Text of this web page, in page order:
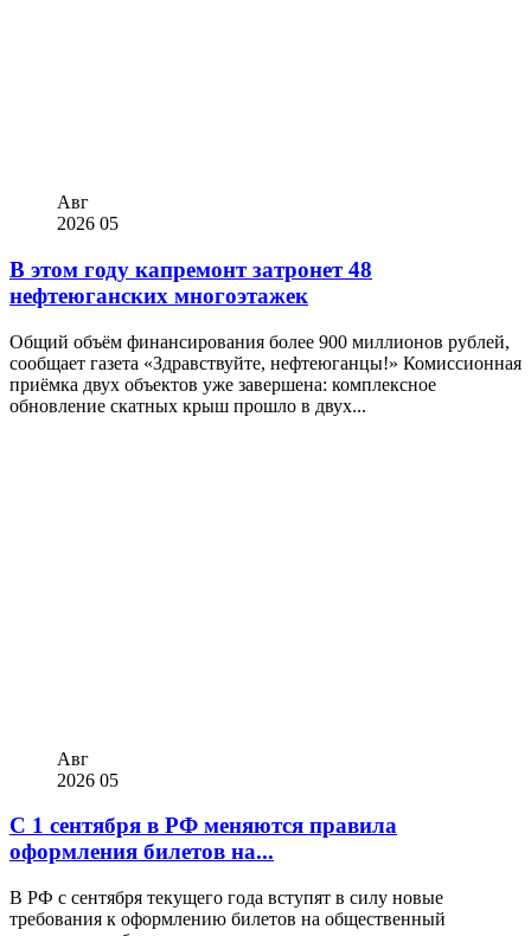
Авг
2026 05
В этом году капремонт затронет 48
нефтеюганских многоэтажек
Общий объём финансирования более 900 миллионов рублей,
сообщает газета «Здравствуйте, нефтеюганцы!» Комиссионная
приёмка двух объектов уже завершена: комплексное
обновление скатных крыш прошло в двух...
Авг
2026 05
С 1 сентября в РФ меняются правила
оформления билетов на...
В РФ с сентября текущего года вступят в силу новые
требования к оформлению билетов на общественный